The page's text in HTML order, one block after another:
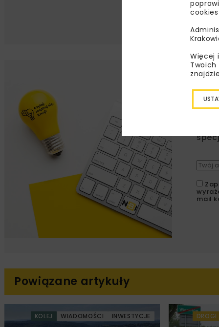
mail
Powiązane artykuły
KOLEJ WIADOMOŚCI INWESTYCJE DROGI
Więcej